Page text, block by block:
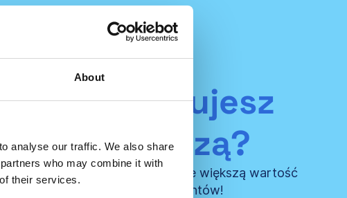
About
analyse our traffic. We also share
who may combine it with
their services.
reprezentujesz
doradczą?
we współpracę i stwórz jeszcze większą wartość
dla swoich certyfikowanych klientów!